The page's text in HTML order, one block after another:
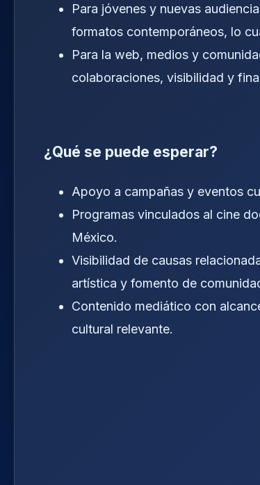
Para jóvenes y nuevas
formatos contemporáneos, lo
Para la web, medios y
colaboraciones, visibilidad y
¿Qué se puede esperar?
Apoyo a campañas y eventos
Programas vinculados al cine
México.
Visibilidad de causas
artística y fomento de
Contenido mediático con
cultural relevante.